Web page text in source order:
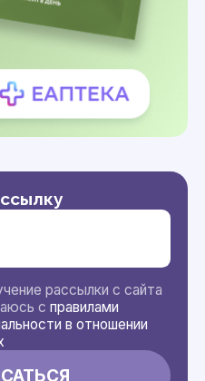
рассылки с сайта
справилами
в отношении